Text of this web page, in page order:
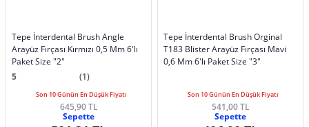
Tepe İnterdental Brush Angle
Arayüz Fırçası Kırmızı 0,5 Mm 6'lı
Paket Size "2"
5
(1)
Son 10 Günün En Düşük Fiyatı
645,90 TL
Sepette
Tepe İnterdental Brush Orginal
T183 Blister Arayüz Fırçası Mavi
0,6 Mm 6'lı Paket Size "3"
Son 10 Günün En Düşük Fiyatı
541,00 TL
Sepette